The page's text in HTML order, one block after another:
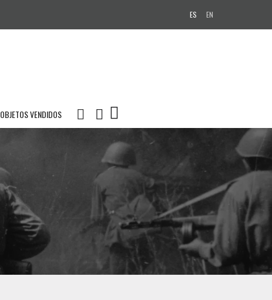
ES EN
OBJETOS VENDIDOS